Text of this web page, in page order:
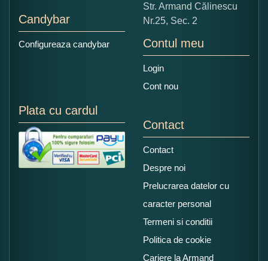
Candybar
Configureaza candybar
Str. Armand Călinescu
Nr.25, Sec. 2
Contul meu
Login
Cont nou
Plata cu cardul
Contact
Contact
Despre noi
Prelucrarea datelor cu
caracter personal
Termeni si conditii
Politica de cookie
Cariere la Armand